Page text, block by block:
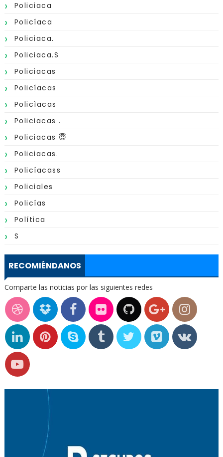
Policiaca
Policíaca
Policiaca.
Policiaca.s
Policiacas
Policíacas
Policìacas
Policiacas .
Policiacas 😇
Policiacas.
Policíacass
Policiales
Policías
Política
S
RECOMIÉNDANOS
Comparte las noticias por las siguientes redes